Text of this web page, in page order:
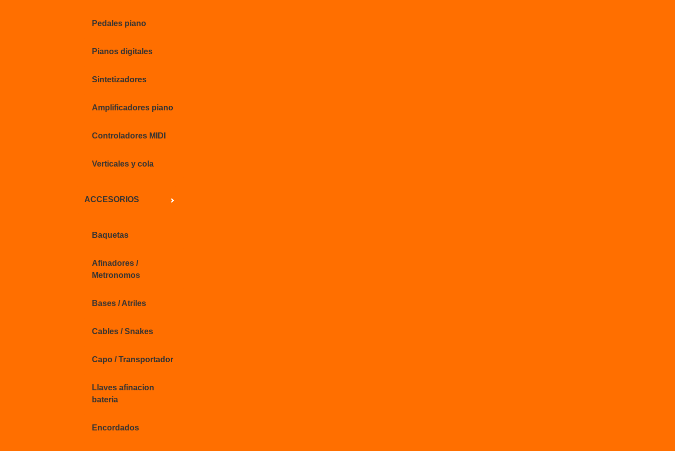
Pedales piano
Pianos digitales
Sintetizadores
Amplificadores piano
Controladores MIDI
Verticales y cola
ACCESORIOS
Baquetas
Afinadores /
Metronomos
Bases / Atriles
Cables / Snakes
Capo / Transportador
Llaves afinacion
bateria
Encordados